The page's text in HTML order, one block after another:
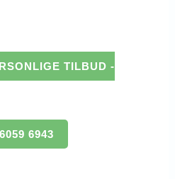
TILBUD -
6943